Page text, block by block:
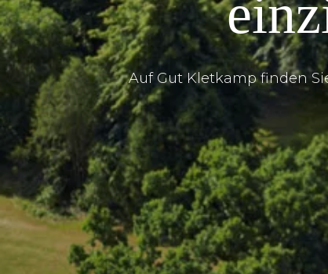
Auf Gut Kletkamp finden